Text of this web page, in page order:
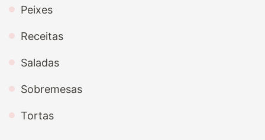
Peixes
Receitas
Saladas
Sobremesas
Tortas